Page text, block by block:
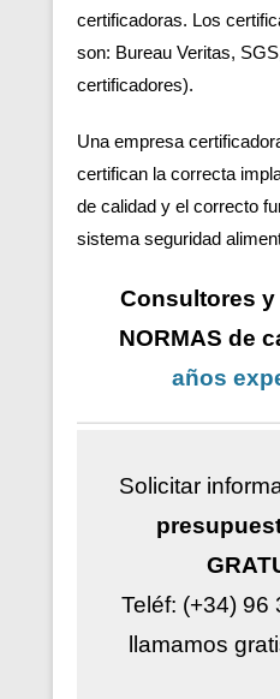
certificadoras. Los
son: Bureau Veritas,
certificadores).
Una empresa
certifican la correcta
de calidad y el correcto
sistema seguridad
Consultores
NORMAS de
años
Solicitar
Teléf: (+34) 96
llamamos